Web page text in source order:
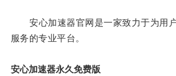
安心加速器官网是一家致力于为用
服务的专业平台。
安心加速器永久免费版